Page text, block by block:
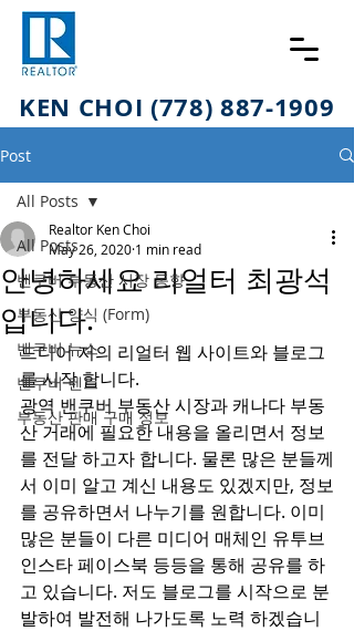
KEN CHOI (778) 887-1909
Post
All Posts
밴쿠버 부동산 시장 동향
부동산 양식 (Form)
밴쿠버 뉴스
밴쿠버 렌트
부동산 판매 구매 정보
All Posts
안녕하세요 리얼터 최광석
입니다.
Realtor Ken Choi
May 26, 2020 1 min read
드디어 저의 리얼터 웹 사이트와 블로그
를 시작 합니다.
광역 밴쿠버 부동산 시장과 캐나다 부동
산 거래에 필요한 내용을 올리면서 정보
를 전달 하고자 합니다. 물론 많은 분들께
서 이미 알고 계신 내용도 있겠지만, 정보
를 공유하면서 나누기를 원합니다. 이미
많은 분들이 다른 미디어 매체인 유투브
인스타 페이스북 등등을 통해 공유를 하
고 있습니다. 저도 블로그를 시작으로 분
발하여 발전해 나가도록 노력 하겠습니